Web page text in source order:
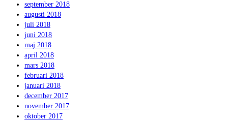
september 2018
augusti 2018
juli 2018
juni 2018
maj 2018
april 2018
mars 2018
februari 2018
januari 2018
december 2017
november 2017
oktober 2017